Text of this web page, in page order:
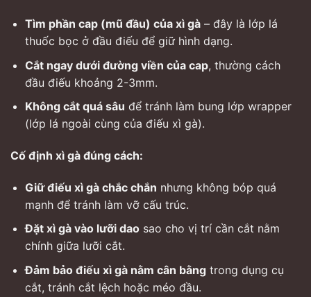
Tìm phần cap (mũ đầu) của xì gà– đây là lớp lá
thuốc bọc ở đầu điếu để giữ hình dạng.
Cắt ngay dưới đường viền của cap, thường cách
đầu điếu khoảng 2-3mm.
Không cắt quá sâu để tránh làm bung lớp wrapper
(lớp lá ngoài cùng của điếu xì gà).
Cố định xì gà đúng cách:
Giữ điếu xì gà chắc chắn nhưng không bóp quá
mạnh để tránh làm vỡ cấu trúc.
Đặt xì gà vào lưỡi daosao cho vị trí cần cắt nằm
chính giữa lưỡi cắt.
Đảm bảo điếu xì gà nằm cân bằngtrong dụng cụ
cắt, tránh cắt lệch hoặc méo đầu.